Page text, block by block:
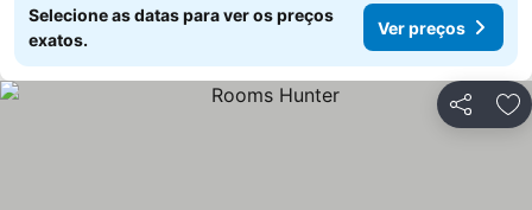
Selecione as datas para ver os preços
exatos.
Ver preços
Partilhar